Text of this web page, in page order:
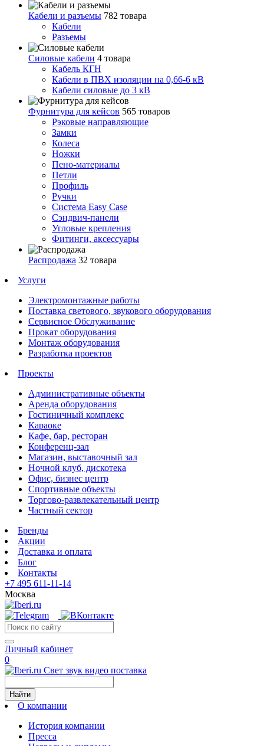
Кабели и разъемы 782 товара
Кабели
Разъемы
Силовые кабели 4 товара
Кабель КГН
Кабели в ПВХ изоляции на 0,66-6 кВ
Кабели силовые до 3 кВ
Фурнитура для кейсов 565 товаров
Рэковые направляющие
Замки
Колеса
Ножки
Пено-материалы
Петли
Профиль
Ручки
Система Easy Case
Сэндвич-панели
Угловые крепления
Фитинги, аксессуары
Распродажа 32 товара
Услуги
Электромонтажные работы
Поставка светового, звукового оборудования
Сервисное Обслуживание
Прокат оборудования
Монтаж оборудования
Разработка проектов
Проекты
Административные объекты
Аренда оборудования
Гостиничный комплекс
Караоке
Кафе, бар, ресторан
Конференц-зал
Магазин, выставочный зал
Ночной клуб, дискотека
Офис, бизнес центр
Спортивные объекты
Торгово-развлекательный центр
Частный сектор
Бренды
Акции
Доставка и оплата
Блог
Контакты
+7 495 611-11-14
Москва
Личный кабинет
0
Свет звук видео поставка
Найти
О компании
История компании
Пресса